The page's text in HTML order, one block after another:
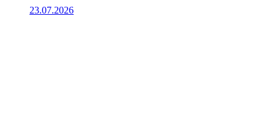
23.07.2026